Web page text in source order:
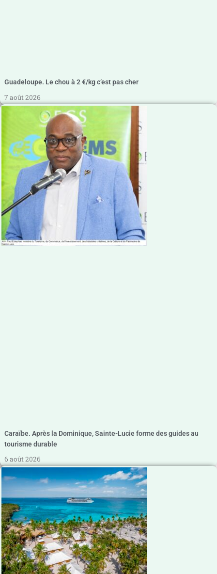
Guadeloupe. Le chou à 2 €/kg c’est pas cher
7 août 2026
Caraïbe. Après la Dominique, Sainte-Lucie forme des guides au
tourisme durable
6 août 2026